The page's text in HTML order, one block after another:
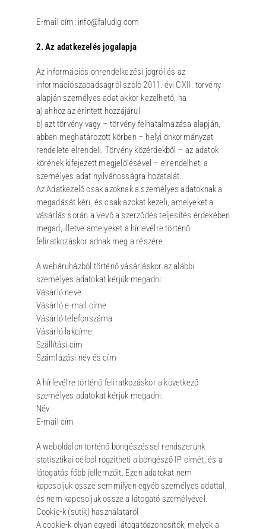
E-mail cím: info@faludig.com
2. Az adatkezelés jogalapja
Az információs önrendelkezési jogról és az
információszabadságról szóló 2011. évi CXII. törvény
alapján személyes adat akkor kezelhető, ha
a) ahhoz az érintett hozzájárul
b) azt törvény vagy – törvény felhatalmazása alapján,
abban meghatározott körben – helyi önkormányzat
rendelete elrendeli. Törvény közérdekből – az adatok
körének kifejezett megjelölésével – elrendelheti a
személyes adat nyilvánosságra hozatalát.
Az Adatkezelő csak azoknak a személyes adatoknak a
megadását kéri, és csak azokat kezeli, amelyeket a
vásárlás során a Vevő a szerződés teljesítés érdekében
megad, illetve amelyeket a hírlevélre történő
feliratkozáskor adnak meg a részére.
A webáruházból történő vásárláskor az alábbi
személyes adatokat kérjük megadni:
Vásárló neve
Vásárló e-mail címe
Vásárló telefonszáma
Vásárló lakcíme
Szállítási cím
Számlázási név és cím
A hírlevélre történő feliratkozáskor a következő
személyes adatokat kérjük megadni:
Név
E-mail cím
A weboldalon történő böngészéssel rendszerünk
statisztikai célból rögzítheti a böngésző IP címét, és a
látogatás főbb jellemzőit. Ezen adatokat nem
kapcsoljuk össze semmilyen egyéb személyes adattal,
és nem kapcsoljuk össze a látogató személyével.
Cookie-k (sütik) használatáról
A cookie-k olyan egyedi látogatóazonosítók, melyek a